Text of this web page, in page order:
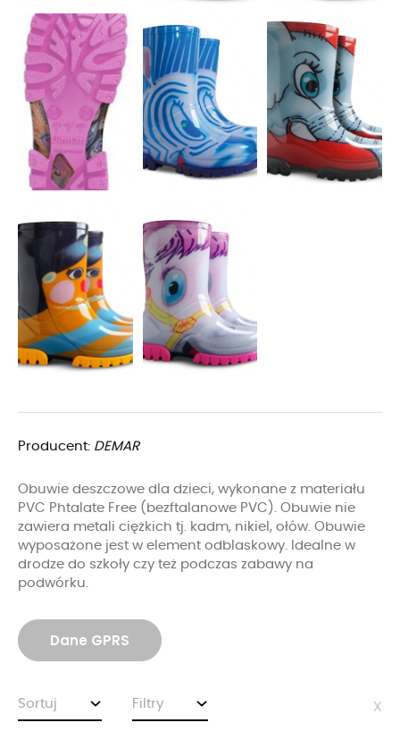
Producent: DEMAR
Obuwie deszczowe dla dzieci, wykonane z materiału
PVC Phtalate Free (bezftalanowe PVC). Obuwie nie
zawiera metali ciężkich tj. kadm, nikiel, ołów. Obuwie
wyposażone jest w element odblaskowy. Idealne w
drodze do szkoły czy też podczas zabawy na
podwórku.
Dane GPRS
Sortuj Filtry x